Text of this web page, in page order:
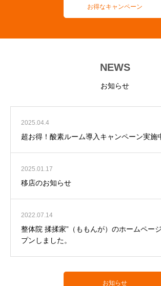
お得なキャンペーン
NEWS
お知らせ
2025.04.4
超お得！酸素ルーム導入キャンペーン実施
2025.01.17
移店のお知らせ
2022.07.14
整体院 揉揉家”（ももんが）のホームペー
プンしました。
お知らせ